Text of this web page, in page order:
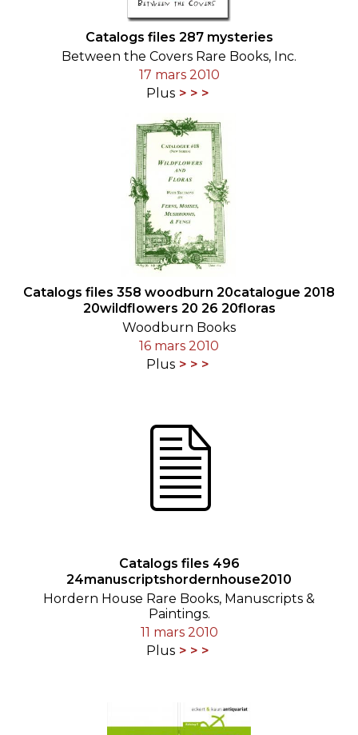
Catalogs files 287 mysteries
Between the Covers Rare Books, Inc.
17 mars 2010
Plus
Catalogs files 358 woodburn 20catalogue 2018
20wildflowers 20 26 20floras
Woodburn Books
16 mars 2010
Plus
Catalogs files 496
24manuscriptshordernhouse2010
Hordern House Rare Books, Manuscripts &
Paintings.
11 mars 2010
Plus